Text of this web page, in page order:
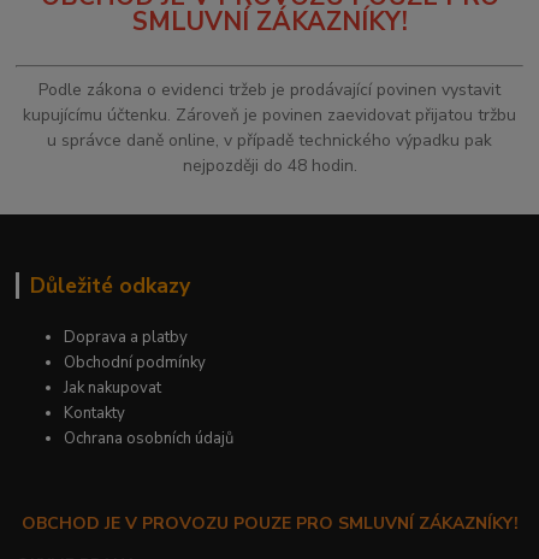
SMLUVNÍ ZÁKAZNÍKY!
Podle zákona o evidenci tržeb je prodávající povinen vystavit
kupujícímu účtenku. Zároveň je povinen zaevidovat přijatou tržbu
u správce daně online, v případě technického výpadku pak
nejpozději do 48 hodin.
Důležité odkazy
Doprava a platby
Obchodní podmínky
Jak nakupovat
Kontakty
Ochrana osobních údajů
OBCHOD JE V PROVOZU POUZE PRO SMLUVNÍ ZÁKAZNÍKY!